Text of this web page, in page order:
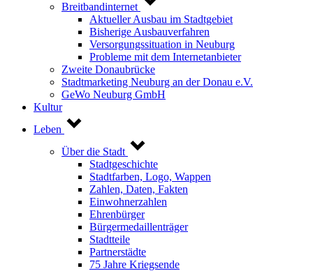
Breitbandinternet
Aktueller Ausbau im Stadtgebiet
Bisherige Ausbauverfahren
Versorgungssituation in Neuburg
Probleme mit dem Internetanbieter
Zweite Donaubrücke
Stadtmarketing Neuburg an der Donau e.V.
GeWo Neuburg GmbH
Kultur
Leben
Über die Stadt
Stadtgeschichte
Stadtfarben, Logo, Wappen
Zahlen, Daten, Fakten
Einwohnerzahlen
Ehrenbürger
Bürgermedaillenträger
Stadtteile
Partnerstädte
75 Jahre Kriegsende